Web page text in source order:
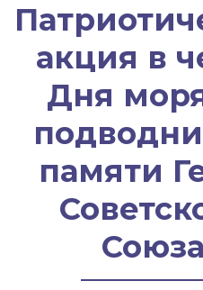
акция в
Дня
памяти
Союза